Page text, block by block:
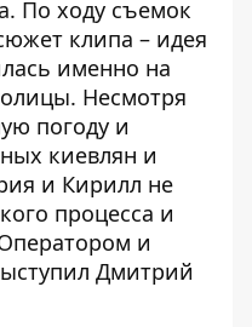
По ходу съемок
клипа – идея
именно на
Несмотря
погоду и
киевлян и
и Кирилл не
процесса и
и
Дмитрий